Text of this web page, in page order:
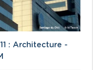
: Architecture -